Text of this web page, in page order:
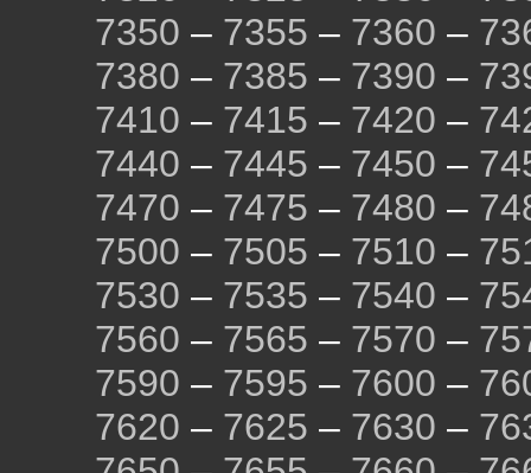
7350 – 7355 – 7360 –
7380 – 7385 – 7390 –
7410 – 7415 – 7420 –
7440 – 7445 – 7450 –
7470 – 7475 – 7480 –
7500 – 7505 – 7510 –
7530 – 7535 – 7540 –
7560 – 7565 – 7570 –
7590 – 7595 – 7600 –
7620 – 7625 – 7630 –